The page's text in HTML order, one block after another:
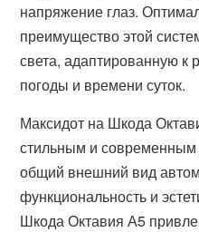
напряжение глаз.
преимущество этой
света, адаптированную к
погоды и времени суток.
Максидот на Шкода
стильным и
общий внешний вид
функциональность и
Шкода Октавия А5